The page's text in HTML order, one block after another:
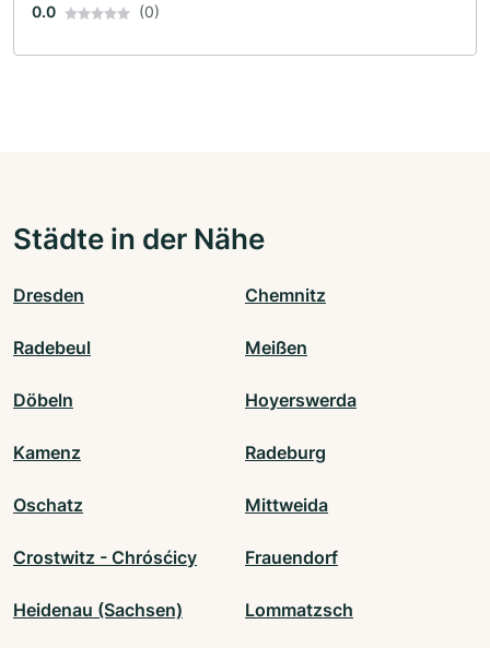
0.0 (0)
Städte in der Nähe
Dresden Chemnitz
Radebeul Meißen
Döbeln Hoyerswerda
Kamenz Radeburg
Oschatz Mittweida
Crostwitz - Chrósćicy Frauendorf
Heidenau (Sachsen) Lommatzsch